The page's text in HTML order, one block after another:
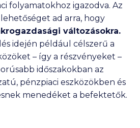
folyamatokhoz igazodva. Az
ad arra, hogy
változásokra.
idején például célszerű a
– így a részvényeket –
időszakokban az
pénzpiaci eszközökben és
menedéket a befektetők.